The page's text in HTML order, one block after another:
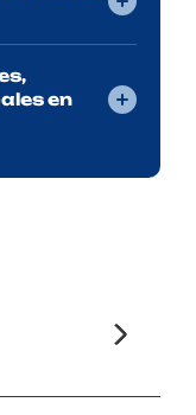
en